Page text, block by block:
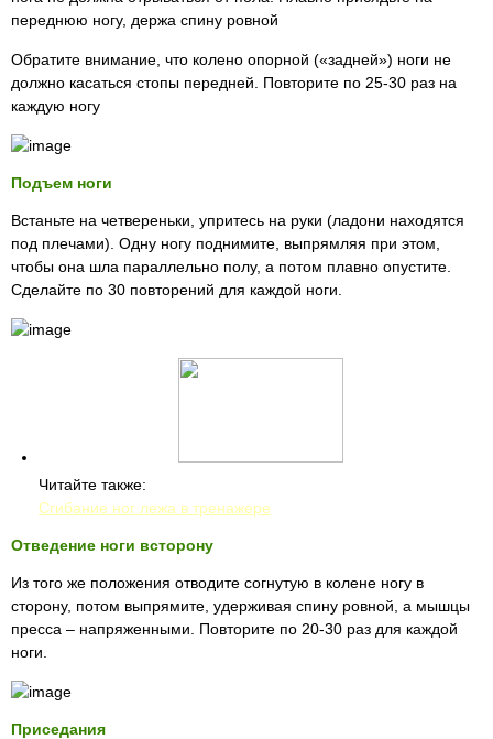
переднюю ногу, держа спину ровной
Обратите внимание, что колено опорной («задней») ноги не
должно касаться стопы передней. Повторите по 25-30 раз на
каждую ногу
Подъем ноги
Встаньте на четвереньки, упритесь на руки (ладони находятся
под плечами). Одну ногу поднимите, выпрямляя при этом,
чтобы она шла параллельно полу, а потом плавно опустите.
Сделайте по 30 повторений для каждой ноги.
Читайте также:
Сгибание ног лежа в тренажере
Отведение ноги всторону
Из того же положения отводите согнутую в колене ногу в
сторону, потом выпрямите, удерживая спину ровной, а мышцы
пресса – напряженными. Повторите по 20-30 раз для каждой
ноги.
Приседания